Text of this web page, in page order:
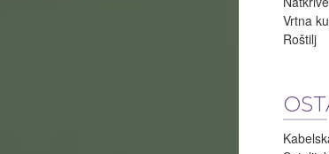
Vrtna
Roštilj